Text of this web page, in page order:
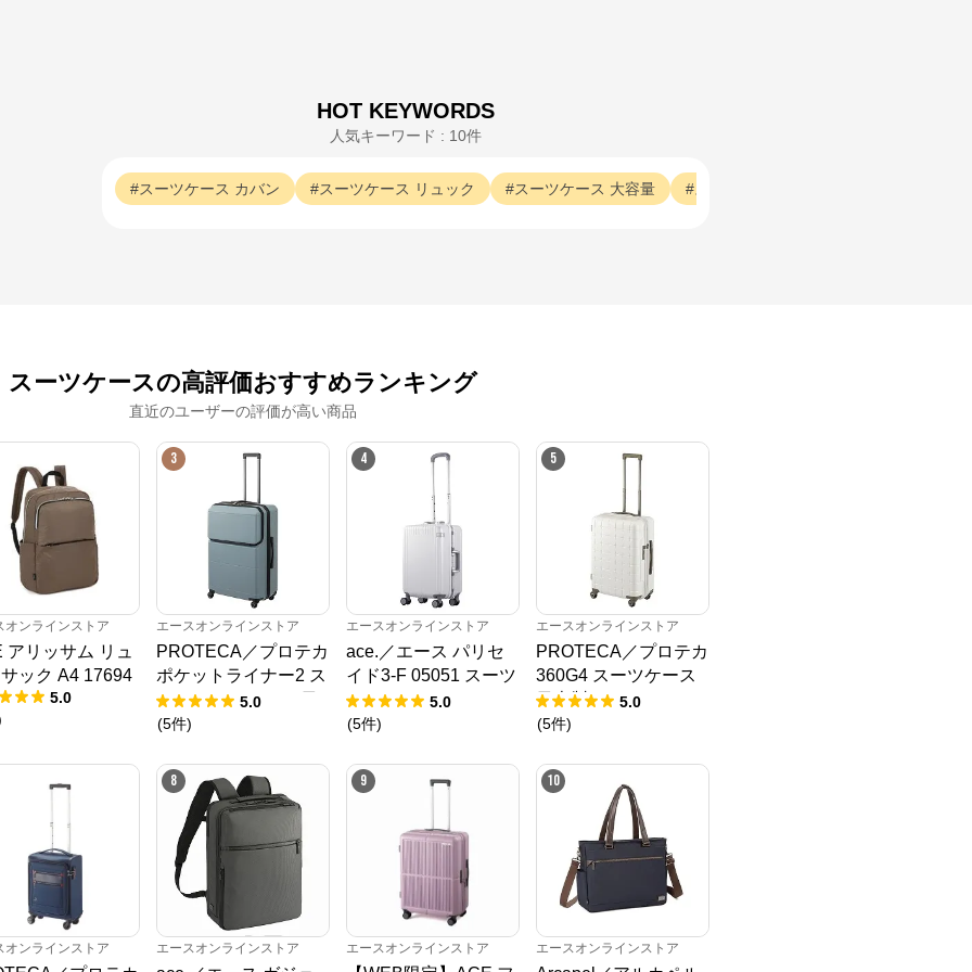
HOT KEYWORDS
人気キーワード : 10件
スーツケース カバン スーツケース リュック スーツケース 大容量
スーツケースの高評価おすすめランキング
直近のユーザーの評価が高い商品
オンラインストア
アリッサム リュ
ック A4 17694
5.0
3
エースオンラインストア
PROTECA／プロテカ
ポケットライナー2 ス
ーツケース 01344 日
本製 94L キャスター
5.0
(5件)
4
エースオンラインストア
ace.／エース パリセ
イド3-F 05051 スーツ
ケース フレーム 32L
キャスターストッパー
5.0
(5件)
5
エースオンラインストア
PROTECA／プロテカ
360G4 スーツケース
日本製 53L 02422
5.0
(5件)
オンラインストア
8
エースオンラインストア
9
エースオンラインストア
10
エースオンラインストア